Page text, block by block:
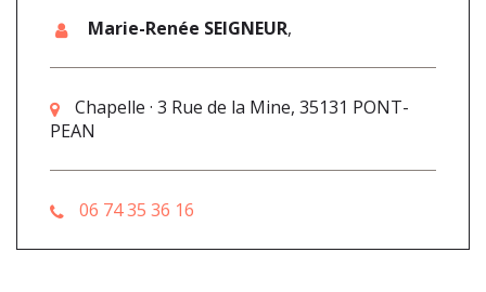
Marie-Renée SEIGNEUR,
Chapelle · 3 Rue de la Mine, 35131 PONT-
PEAN
06 74 35 36 16